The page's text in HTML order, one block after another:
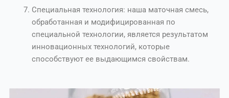
Специальная технология: наша маточная смесь,
обработанная и модифицированная по
специальной технологии, является результатом
инновационных технологий, которые
способствуют ее выдающимся свойствам.